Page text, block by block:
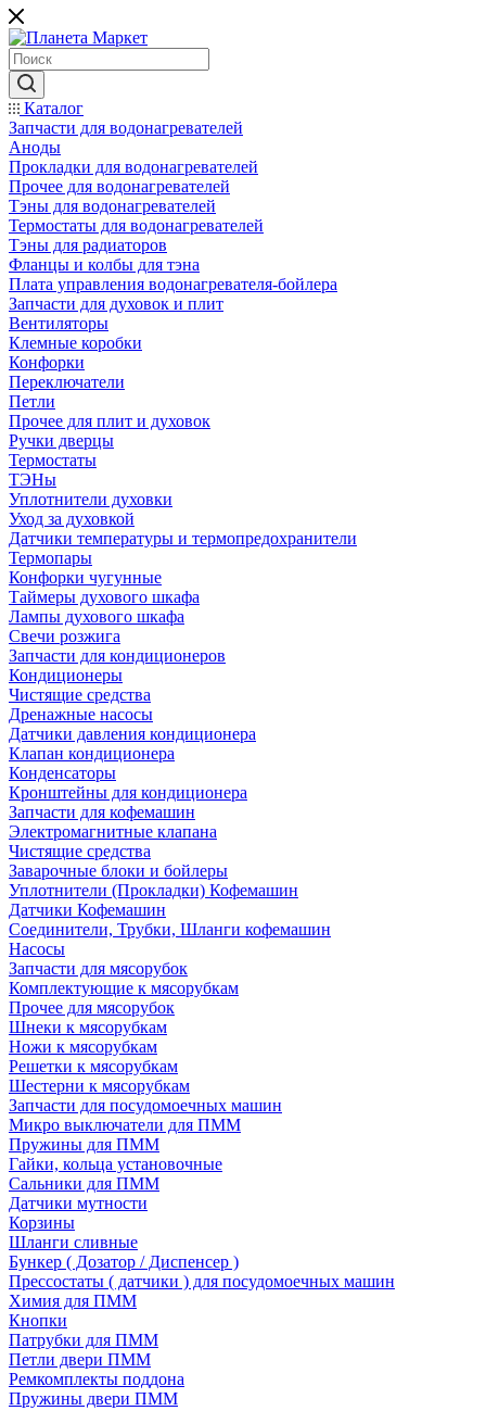
Каталог
Запчасти для водонагревателей
Аноды
Прокладки для водонагревателей
Прочее для водонагревателей
Тэны для водонагревателей
Термостаты для водонагревателей
Тэны для радиаторов
Фланцы и колбы для тэна
Плата управления водонагревателя-бойлера
Запчасти для духовок и плит
Вентиляторы
Клемные коробки
Конфорки
Переключатели
Петли
Прочее для плит и духовок
Ручки дверцы
Термостаты
ТЭНы
Уплотнители духовки
Уход за духовкой
Датчики температуры и термопредохранители
Термопары
Конфорки чугунные
Таймеры духового шкафа
Лампы духового шкафа
Свечи розжига
Запчасти для кондиционеров
Кондиционеры
Чистящие средства
Дренажные насосы
Датчики давления кондиционера
Клапан кондиционера
Конденсаторы
Кронштейны для кондиционера
Запчасти для кофемашин
Электромагнитные клапана
Чистящие средства
Заварочные блоки и бойлеры
Уплотнители (Прокладки) Кофемашин
Датчики Кофемашин
Соединители, Трубки, Шланги кофемашин
Насосы
Запчасти для мясорубок
Комплектующие к мясорубкам
Прочее для мясорубок
Шнеки к мясорубкам
Ножи к мясорубкам
Решетки к мясорубкам
Шестерни к мясорубкам
Запчасти для посудомоечных машин
Микро выключатели для ПММ
Пружины для ПММ
Гайки, кольца установочные
Сальники для ПММ
Датчики мутности
Корзины
Шланги сливные
Бункер ( Дозатор / Диспенсер )
Прессостаты ( датчики ) для посудомоечных машин
Химия для ПММ
Кнопки
Патрубки для ПММ
Петли двери ПММ
Ремкомплекты поддона
Пружины двери ПММ